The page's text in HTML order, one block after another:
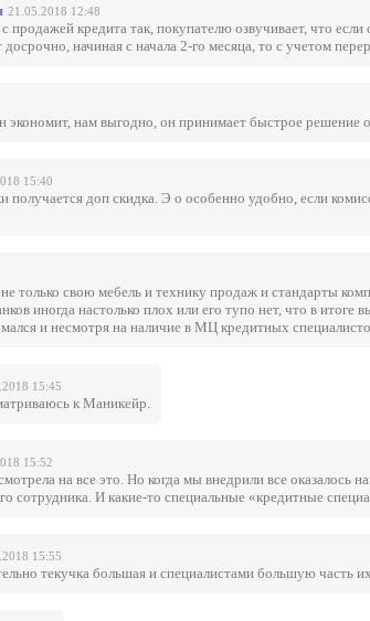
21.05.2018 12:48
кредита так, покупателю озвучивает, что
досрочно, начиная с начала 2-го месяца, то с учетом
экономит, нам выгодно, он принимает быстрое решение
15:40
получается доп скидка. Э о особенно удобно, если
только свою мебель и технику продаж и стандарты
иногда настолько плох или его тупо нет, что в
и несмотря на наличие в МЦ кредитных
15:45
к Маникейр.
15:52
на все это. Но когда мы внедрили все
сотрудника. И какие-то специальные «кредитные
15:55
текучка большая и специалистами большую часть